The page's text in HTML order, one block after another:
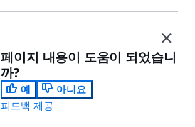
페이지 내용이 도움이 되었습니
까?
예
아니요
피드백 제공